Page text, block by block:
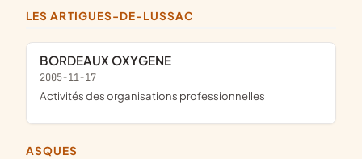
LES ARTIGUES-DE-LUSSAC
BORDEAUX OXYGENE
2005-11-17
Activités des organisations professionnelles
ASQUES